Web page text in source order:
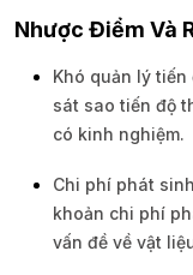
Nhược Điểm Và
Khó quản lý
sát sao tiến độ
có kinh nghiệm.
Chi phí phát
khoản chi phí
vấn đề về vật